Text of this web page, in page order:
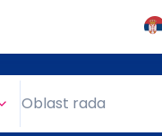
Oblast rada